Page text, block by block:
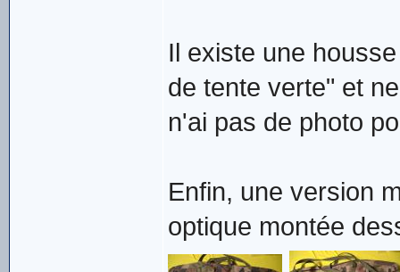
Il existe une
de tente verte" et
n'ai pas de photo
Enfin, une version
optique montée